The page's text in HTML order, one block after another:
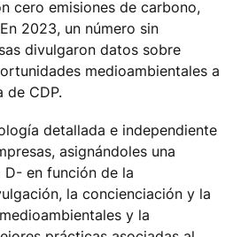
cero emisiones de carbono,
2023, un número sin
divulgaron datos sobre
medioambientales a
de CDP.
detallada e independiente
asignándoles una
en función de la
la concienciación y la
y la